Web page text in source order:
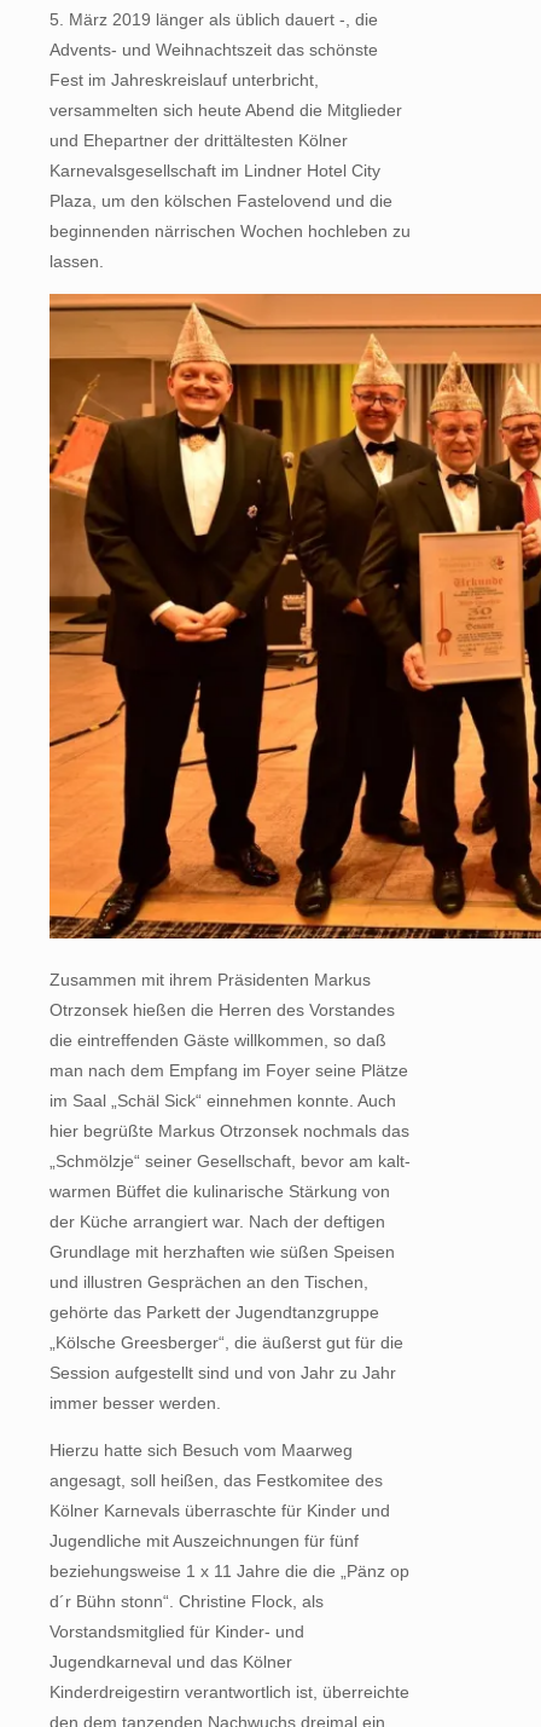
5. März 2019 länger als üblich dauert -, die
Advents- und Weihnachtszeit das schönste
Fest im Jahreskreislauf unterbricht,
versammelten sich heute Abend die Mitglieder
und Ehepartner der drittältesten Kölner
Karnevalsgesellschaft im Lindner Hotel City
Plaza, um den kölschen Fastelovend und die
beginnenden närrischen Wochen hochleben zu
lassen.
Zusammen mit ihrem Präsidenten Markus
Otrzonsek hießen die Herren des Vorstandes
die eintreffenden Gäste willkommen, so daß
man nach dem Empfang im Foyer seine Plätze
im Saal „Schäl Sick“ einnehmen konnte. Auch
hier begrüßte Markus Otrzonsek nochmals das
„Schmölzje“ seiner Gesellschaft, bevor am kalt-
warmen Büffet die kulinarische Stärkung von
der Küche arrangiert war. Nach der deftigen
Grundlage mit herzhaften wie süßen Speisen
und illustren Gesprächen an den Tischen,
gehörte das Parkett der Jugendtanzgruppe
„Kölsche Greesberger“, die äußerst gut für die
Session aufgestellt sind und von Jahr zu Jahr
immer besser werden.
Hierzu hatte sich Besuch vom Maarweg
angesagt, soll heißen, das Festkomitee des
Kölner Karnevals überraschte für Kinder und
Jugendliche mit Auszeichnungen für fünf
beziehungsweise 1 x 11 Jahre die die „Pänz op
d´r Bühn stonn“. Christine Flock, als
Vorstandsmitglied für Kinder- und
Jugendkarneval und das Kölner
Kinderdreigestirn verantwortlich ist, überreichte
den dem tanzenden Nachwuchs dreimal ein